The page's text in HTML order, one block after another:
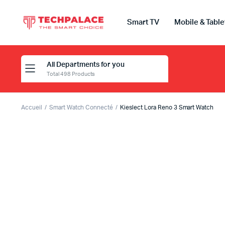
Smart TV Mobile &
All Departments for you
Total 498 Products
Accueil Smart Watch Connecté Kieslect Lora Reno 3 Smart Watch